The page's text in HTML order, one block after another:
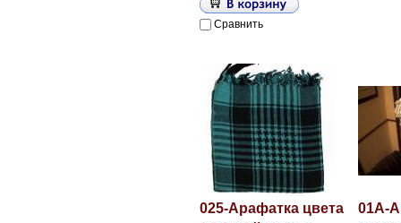
Сравнить
025-Арафатка цвета
01A-